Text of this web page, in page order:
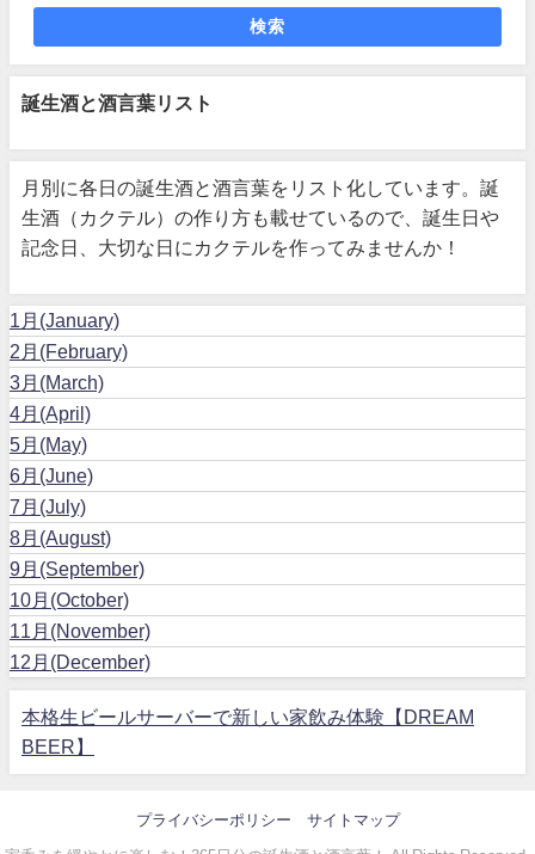
検索
誕生酒と酒言葉リスト
月別に各日の誕生酒と酒言葉をリスト化しています。誕
生酒（カクテル）の作り方も載せているので、誕生日や
記念日、大切な日にカクテルを作ってみませんか！
1月(January)
2月(February)
3月(March)
4月(April)
5月(May)
6月(June)
7月(July)
8月(August)
9月(September)
10月(October)
11月(November)
12月(December)
本格生ビールサーバーで新しい家飲み体験【DREAM
BEER】
プライバシーポリシー サイトマップ